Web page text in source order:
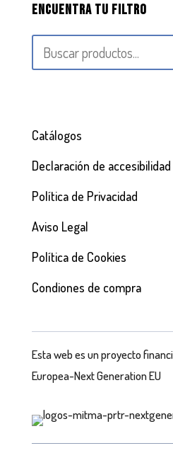
Encuentra tu filtro
Catálogos
Declaración de accesibilidad
Política de Privacidad
Aviso Legal
Política de Cookies
Condiones de compra
Esta web es un proyecto
Europea-Next Generation EU